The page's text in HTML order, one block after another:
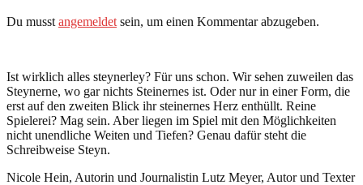
Du musst angemeldet sein, um einen Kommentar abzugeben.
Ist wirklich alles steynerley? Für uns schon. Wir sehen zuweilen das
Steynerne, wo gar nichts Steinernes ist. Oder nur in einer Form, die
erst auf den zweiten Blick ihr steinernes Herz enthüllt. Reine
Spielerei? Mag sein. Aber liegen im Spiel mit den Möglichkeiten
nicht unendliche Weiten und Tiefen? Genau dafür steht die
Schreibweise Steyn.
Nicole Hein, Autorin und Journalistin Lutz Meyer, Autor und Texter